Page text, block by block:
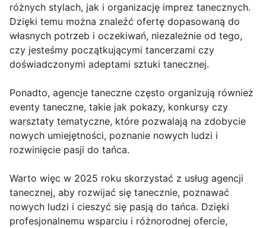
różnych stylach, jak i organizację imprez tanecznych.
Dzięki temu można znaleźć ofertę dopasowaną do
własnych potrzeb i oczekiwań, niezależnie od tego,
czy jesteśmy początkującymi tancerzami czy
doświadczonymi adeptami sztuki tanecznej.
Ponadto, agencje taneczne często organizują również
eventy taneczne, takie jak pokazy, konkursy czy
warsztaty tematyczne, które pozwalają na zdobycie
nowych umiejętności, poznanie nowych ludzi i
rozwinięcie pasji do tańca.
Warto więc w 2025 roku skorzystać z usług agencji
tanecznej, aby rozwijać się tanecznie, poznawać
nowych ludzi i cieszyć się pasją do tańca. Dzięki
profesjonalnemu wsparciu i różnorodnej ofercie,